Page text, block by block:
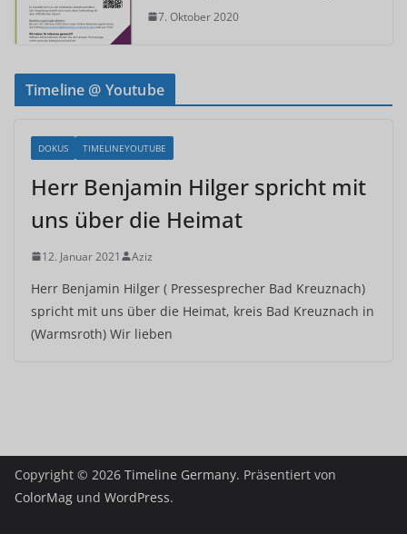
7. Oktober 2020
Timeline @ Youtube
DOKUS TIMELINEYOUTUBE
Herr Benjamin Hilger spricht mit
uns über die Heimat
12. Januar 2021 Aziz
Herr Benjamin Hilger ( Pressesprecher Bad Kreuznach)
spricht mit uns über die Heimat, kreis Bad Kreuznach in
(Warmsroth) Wir lieben
Copyright © 2026 Timeline Germany. Präsentiert von
ColorMag und WordPress.